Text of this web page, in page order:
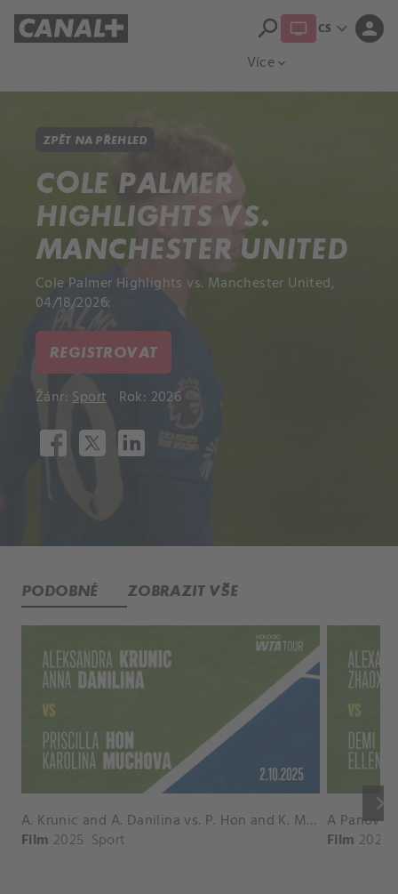
Více expand_more
search CS expand_more person
ZPĚT NA PŘEHLED
COLE PALMER
HIGHLIGHTS VS.
MANCHESTER UNITED
Cole Palmer Highlights vs. Manchester United,
04/18/2026.
REGISTROVAT
Žánr: Sport Rok: 2026
PODOBNÉ ZOBRAZIT VŠE
keyboard_arrow_right
A. Krunic and A. Danilina vs. P. Hon and K. Muchova Match Highlights - BEIJING_Capital Group Diamond ( October 02, 2025)
Film 2025 Sport Film 2026